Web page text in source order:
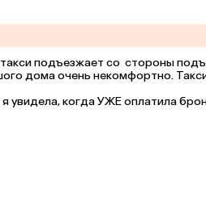
подъезжает со  стороны
дома очень некомфортно.
увидела, когда УЖЕ оплатила